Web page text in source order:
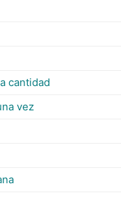
cantidad
vez